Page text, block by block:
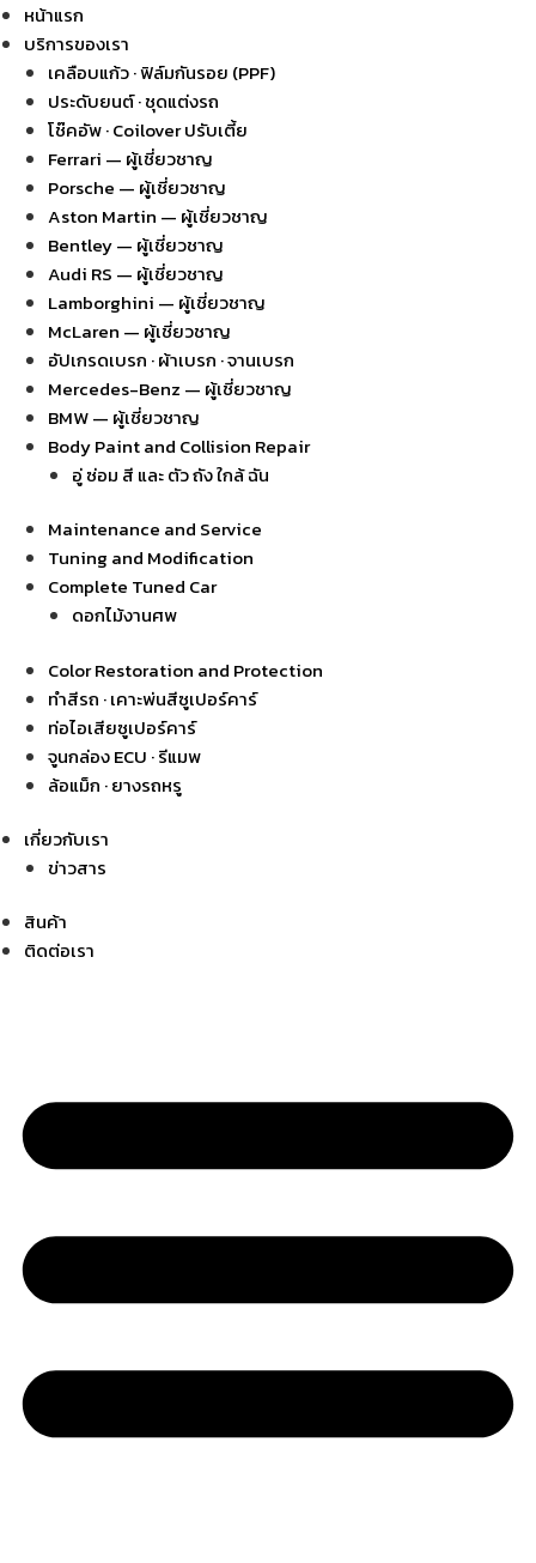
หน้าแรก
บริการของเรา
เคลือบแก้ว · ฟิล์มกันรอย (PPF)
ประดับยนต์ · ชุดแต่งรถ
โช๊คอัพ · Coilover ปรับเตี้ย
Ferrari — ผู้เชี่ยวชาญ
Porsche — ผู้เชี่ยวชาญ
Aston Martin — ผู้เชี่ยวชาญ
Bentley — ผู้เชี่ยวชาญ
Audi RS — ผู้เชี่ยวชาญ
Lamborghini — ผู้เชี่ยวชาญ
McLaren — ผู้เชี่ยวชาญ
อัปเกรดเบรก · ผ้าเบรก · จานเบรก
Mercedes-Benz — ผู้เชี่ยวชาญ
BMW — ผู้เชี่ยวชาญ
Body Paint and Collision Repair
อู่ ซ่อม สี และ ตัว ถัง ใกล้ ฉัน
Maintenance and Service
Tuning and Modification
Complete Tuned Car
ดอกไม้งานศพ
Color Restoration and Protection
ทำสีรถ · เคาะพ่นสีซูเปอร์คาร์
ท่อไอเสียซูเปอร์คาร์
จูนกล่อง ECU · รีแมพ
ล้อแม็ก · ยางรถหรู
เกี่ยวกับเรา
ข่าวสาร
สินค้า
ติดต่อเรา